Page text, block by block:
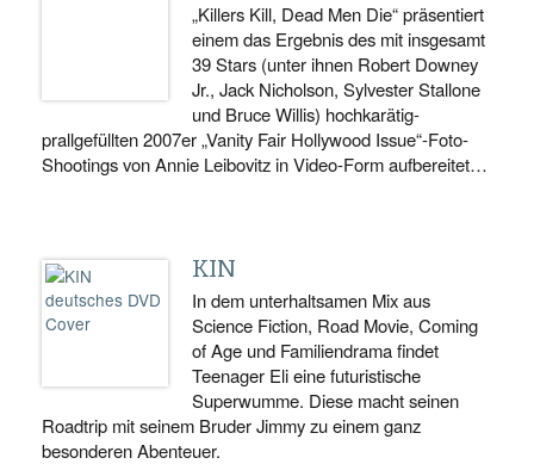
„Killers Kill, Dead Men Die“ präsentiert
einem das Ergebnis des mit insgesamt
39 Stars (unter ihnen Robert Downey
Jr., Jack Nicholson, Sylvester Stallone
und Bruce Willis) hochkarätig-
prallgefüllten 2007er „Vanity Fair Hollywood Issue“-Foto-
Shootings von Annie Leibovitz in Video-Form aufbereitet…
KIN
In dem unterhaltsamen Mix aus
Science Fiction, Road Movie, Coming
of Age und Familiendrama findet
Teenager Eli eine futuristische
Superwumme. Diese macht seinen
Roadtrip mit seinem Bruder Jimmy zu einem ganz
besonderen Abenteuer.